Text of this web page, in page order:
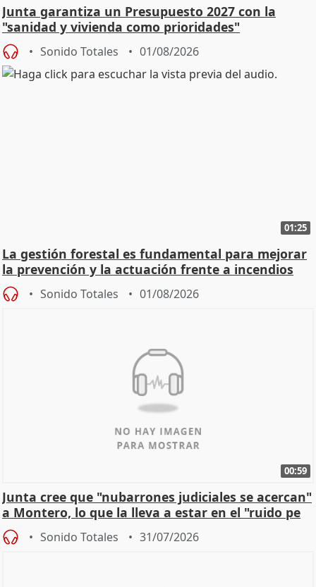
Junta garantiza un Presupuesto 2027 con la
"sanidad y vivienda como prioridades"
Sonido Totales 01/08/2026
01:25
La gestión forestal es fundamental para mejorar
la prevención y la actuación frente a incendios
Sonido Totales 01/08/2026
00:59
Junta cree que "nubarrones judiciales se acercan"
a Montero, lo que la lleva a estar en el "ruido pe
Sonido Totales 31/07/2026